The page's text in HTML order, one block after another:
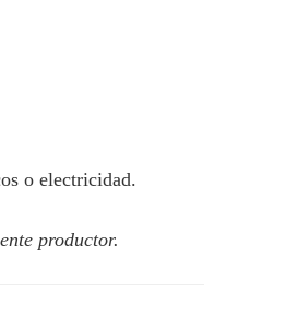
o electricidad.
productor.